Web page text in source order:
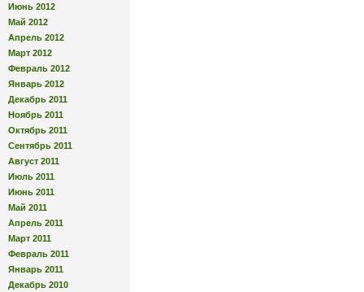
Июнь 2012
Май 2012
Апрель 2012
Март 2012
Февраль 2012
Январь 2012
Декабрь 2011
Ноябрь 2011
Октябрь 2011
Сентябрь 2011
Август 2011
Июль 2011
Июнь 2011
Май 2011
Апрель 2011
Март 2011
Февраль 2011
Январь 2011
Декабрь 2010